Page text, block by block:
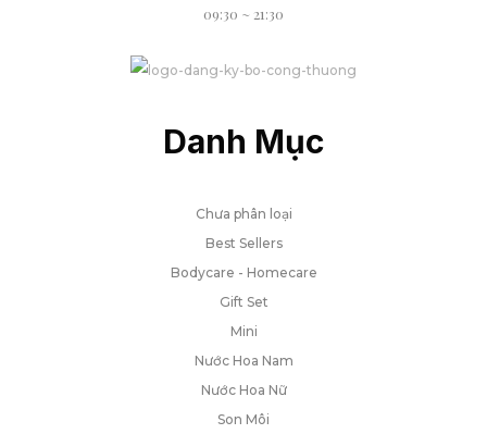
09:30 ~ 21:30
Danh Mục
Chưa phân loại
Best Sellers
Bodycare - Homecare
Gift Set
Mini
Nước Hoa Nam
Nước Hoa Nữ
Son Môi